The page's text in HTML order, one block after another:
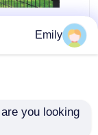
أمان معدني
Emily
you looking